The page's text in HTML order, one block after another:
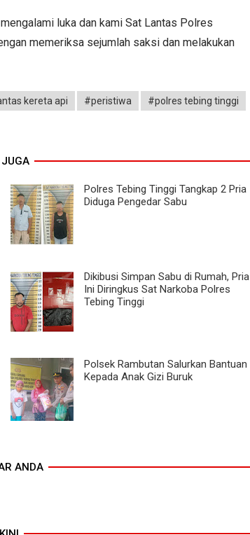
luka dan kami Sat Lantas Polres
memeriksa sejumlah saksi dan melakukan
kereta api #peristiwa
#polres tebing tinggi
Polres Tebing Tinggi Tangkap 2 Pria
Diduga Pengedar Sabu
Dikibusi Simpan Sabu di Rumah, Pria
Ini Diringkus Sat Narkoba Polres
Tebing Tinggi
Polsek Rambutan Salurkan Bantuan
Kepada Anak Gizi Buruk
ANDA